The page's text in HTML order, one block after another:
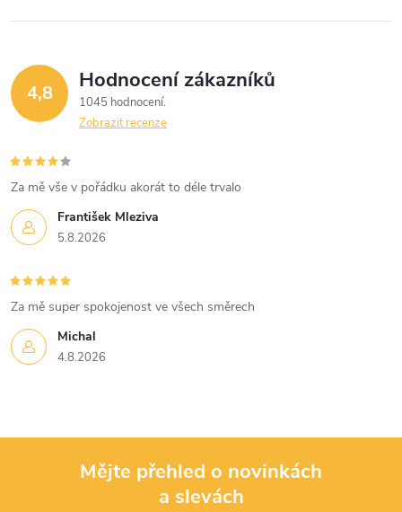
4,8 Hodnocení zákazníků
1045 hodnocení
Zobrazit recenze
František Mleziva
5.8.2026
Za mě vše v pořádku akorát to déle trvalo
Michal
4.8.2026
Za mě super spokojenost ve všech směrech
Mějte přehled o novinkách
a slevách